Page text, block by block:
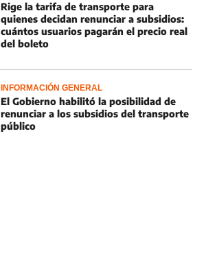
Rige la tarifa de transporte para
quienes decidan renunciar a subsidios:
cuántos usuarios pagarán el precio real
del boleto
INFORMACIÓN GENERAL
El Gobierno habilitó la posibilidad de
renunciar a los subsidios del transporte
público